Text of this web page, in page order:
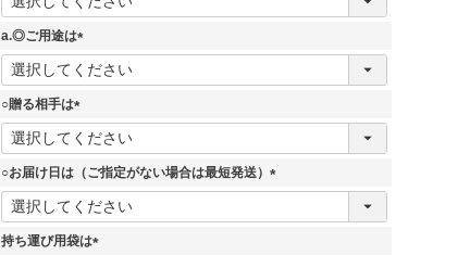
a.◎ご用途は
(
必
須
○贈る相手は
(
必
須
○お届け日は（ご指定がない場合は最短発送）
(
持ち運び用袋は